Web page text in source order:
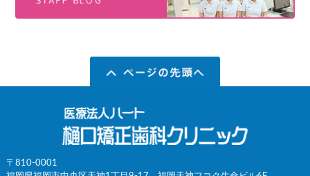
〒810-0001